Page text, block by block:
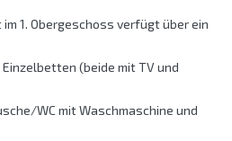
1. Obergeschoss verfügt über ein
(beide mit TV und
WC mit Waschmaschine und